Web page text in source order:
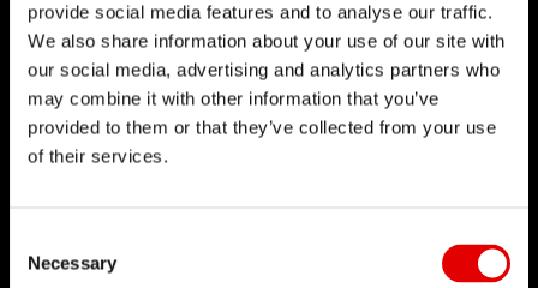
provide social media features and to analyse our traffic.
We also share information about your use of our site with
our social media, advertising and analytics partners who
may combine it with other information that you’ve
provided to them or that they’ve collected from your use
of their services.
Necessary